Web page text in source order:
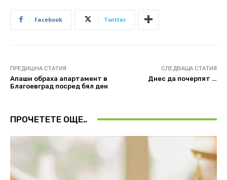
Facebook Twitter
ПРЕДИШНА СТАТИЯ
Апаши обраха апартамент в
Благоевград посред бял ден
СЛЕДВАЩА СТАТИЯ
Днес да почерпят …
ПРОЧЕТЕТЕ ОЩЕ..